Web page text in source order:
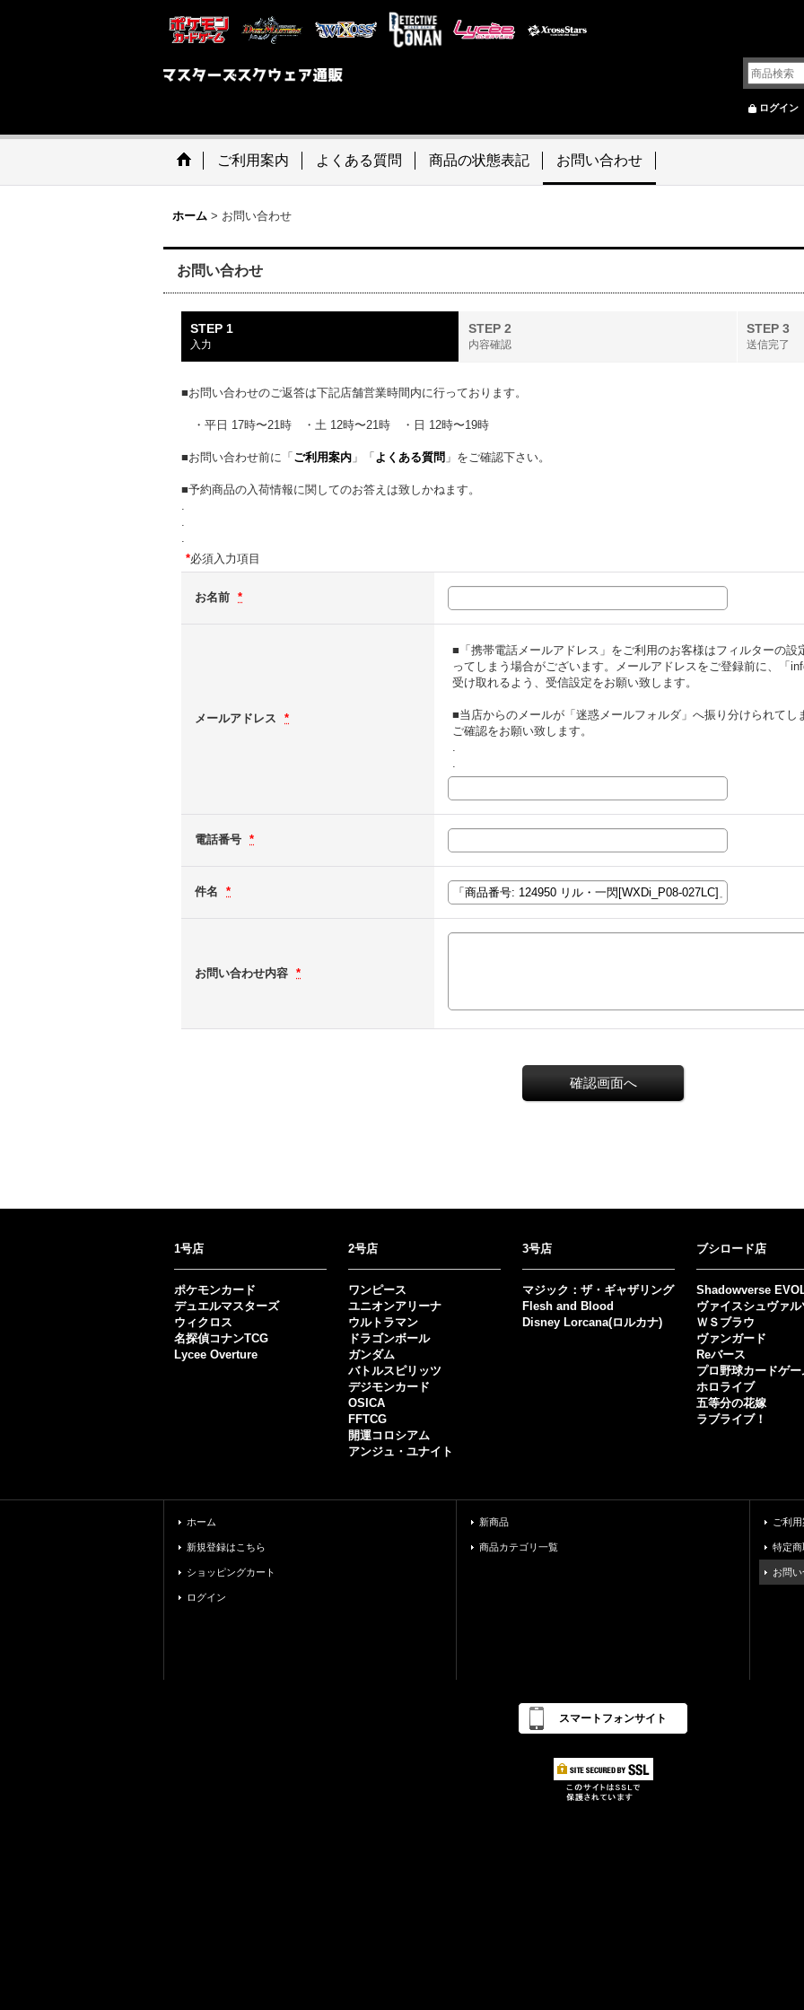
ログイン
ご利用案内 よくある質問 商品の状態表記 お問い合わせ
ホーム > お問い合わせ
お問い合わせ
STEP 1
入力
STEP 2
内容確認
STEP 3
送信完了
■お問い合わせのご返答は下記店舗営業時間内に行っております。
・平日 17時〜21時 ・土 12時〜21時 ・日 12時〜19時
■お問い合わせ前に「 ご利用案内 」「 よくある質問 」をご確認下さい。
■予約商品の入荷情報に関してのお答えは致しかねます。
.
.
.
*必須入力項目
お名前 *
メールアドレス *
■「携帯電話メールアドレス」をご利用のお客様はフィルターの設
ってしまう場合がございます。メールアドレスをご登録前に、「
受け取れるよう、受信設定をお願い致します。
■当店からのメールが「迷惑メールフォルダ」へ振り分けられて
ご確認をお願い致します。
.
.
電話番号 *
件名 *
お問い合わせ内容 *
1号店
ポケモンカード
デュエルマスターズ
ウィクロス
名探偵コナンTCG
Lycee Overture
2号店
ワンピース
ユニオンアリーナ
ウルトラマン
ドラゴンボール
ガンダム
バトルスピリッツ
デジモンカード
OSICA
FFTCG
開運コロシアム
アンジュ・ユナイト
3号店
マジック：ザ・ギャザリング
Flesh and Blood
Disney Lorcana(ロルカナ)
ブシロード店
Shadowverse
ヴァイスシュヴァル
ＷＳブラウ
ヴァンガード
Reバース
プロ野球カードゲー
ホロライブ
五等分の花嫁
ラブライブ！
ホーム
新規登録はこちら
ショッピングカート
ログイン
新商品
商品カテゴリ一覧
ご利
特定
お問
スマートフォンサイト